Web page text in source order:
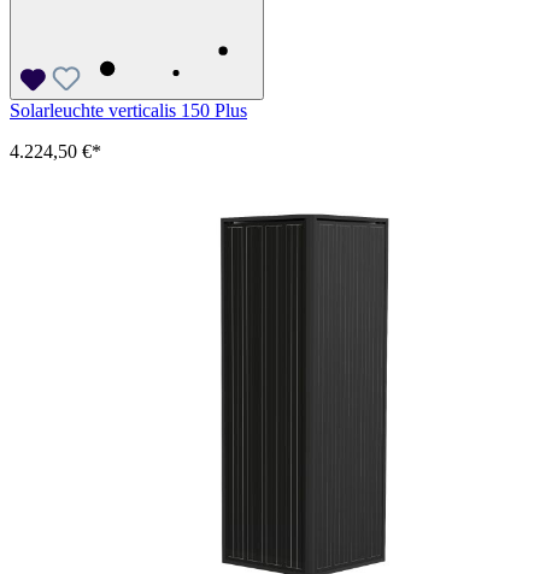
Solarleuchte verticalis 150 Plus
4.224,50 €*